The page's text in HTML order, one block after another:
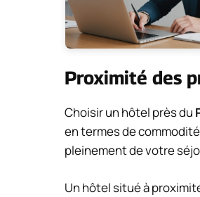
Proximité des
Choisir un hôtel près du
en termes de
pleinement de votre
Un hôtel situé à